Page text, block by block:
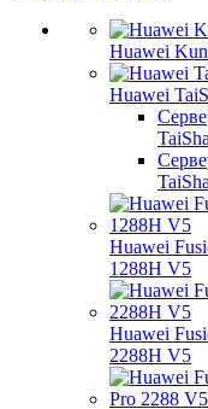
Huawei
Huawei
Huawei
1288H V5
Huawei
2288H V5